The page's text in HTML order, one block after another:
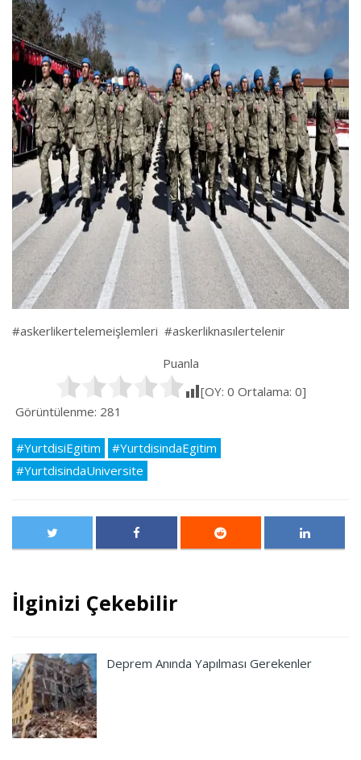
#askerlikertelemeişlemleri #askerliknasılertelenir
Puanla
[OY: 0 Ortalama: 0]
Görüntülenme: 281
#YurtdisiEgitim
#YurtdisindaEgitim
#YurtdisindaUniversite
İlginizi Çekebilir
Deprem Anında Yapılması Gerekenler